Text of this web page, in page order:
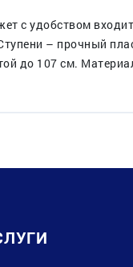
с удобством
– прочный
до 107 см.